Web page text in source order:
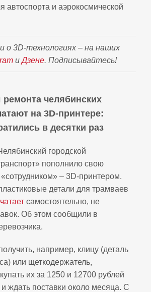
автоспорта и аэрокосмической
о 3D‑технологиях – на наших
иДзене. Подписывайтесь!
ремонта челябинских
на 3D‑принтере:
в десятки раз
городской
пополнило свою
– 3D‑принтером.
детали для трамваев
самостоятельно, не
Об этом сообщили в
например, клицу (деталь
или щеткодержатель,
их за 1250 и 12700 рублей
и ждать поставки около месяца. С